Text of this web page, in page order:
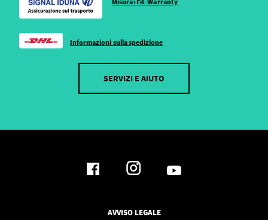
Informazioni sulla spedizione
SERVIZI E AIUTO
AVVISO LEGALE